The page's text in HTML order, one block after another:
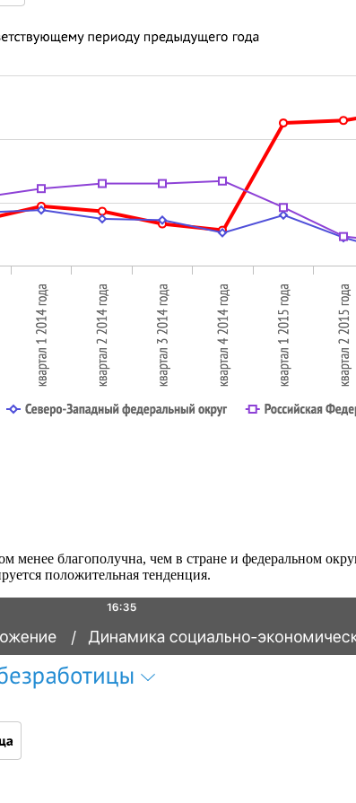
благополучна, чем в стране и федеральном
положительная тенденция.